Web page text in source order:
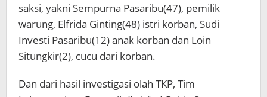
saksi, yakni Sempurna Pasaribu(47), pemilik
warung, Elfrida Ginting(48) istri korban, Sudi
Investi Pasaribu(12) anak korban dan Loin
Situngkir(2), cucu dari korban.
Dan dari hasil investigasi olah TKP, Tim